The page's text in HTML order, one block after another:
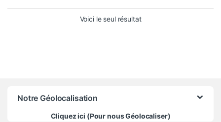
Voici le seul résultat
Notre Géolocalisation
Cliquez ici (Pour nous Géolocaliser)